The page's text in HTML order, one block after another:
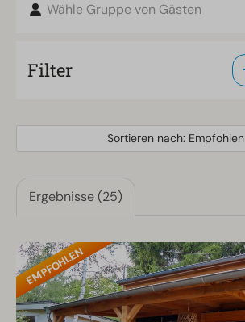
Wähle Gruppe von Gästen
Filter
Sortieren nach: Empfohlen
Ergebnisse (25)
EMPFOHLEN